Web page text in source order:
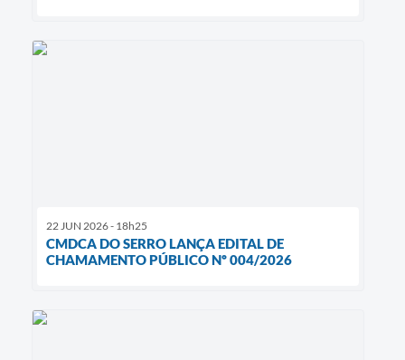
22 JUN 2026 - 18h25
CMDCA DO SERRO LANÇA EDITAL DE
CHAMAMENTO PÚBLICO Nº 004/2026